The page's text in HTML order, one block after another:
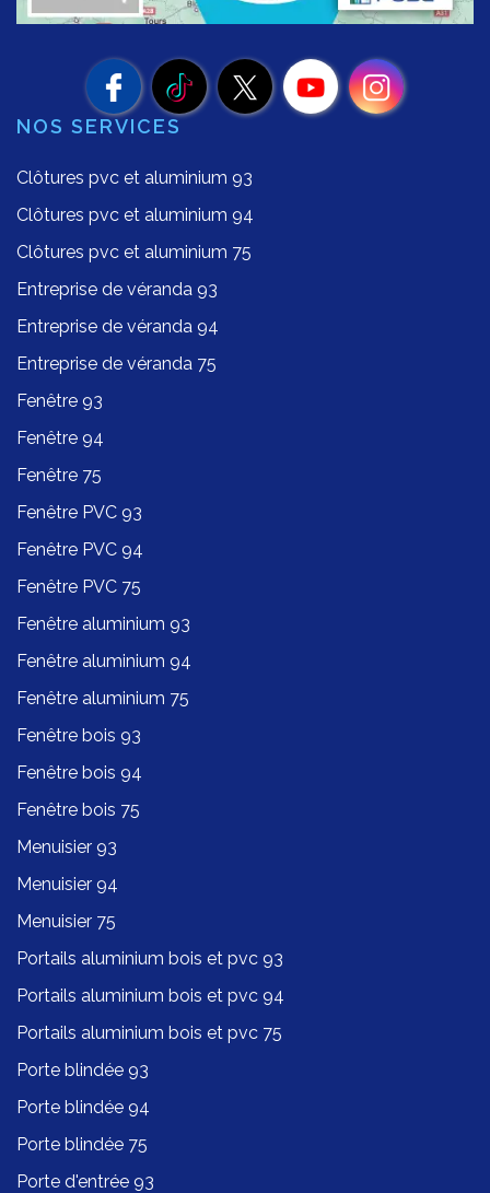
NOS SERVICES
Clôtures pvc et aluminium 93
Clôtures pvc et aluminium 94
Clôtures pvc et aluminium 75
Entreprise de véranda 93
Entreprise de véranda 94
Entreprise de véranda 75
Fenêtre 93
Fenêtre 94
Fenêtre 75
Fenêtre PVC 93
Fenêtre PVC 94
Fenêtre PVC 75
Fenêtre aluminium 93
Fenêtre aluminium 94
Fenêtre aluminium 75
Fenêtre bois 93
Fenêtre bois 94
Fenêtre bois 75
Menuisier 93
Menuisier 94
Menuisier 75
Portails aluminium bois et pvc 93
Portails aluminium bois et pvc 94
Portails aluminium bois et pvc 75
Porte blindée 93
Porte blindée 94
Porte blindée 75
Porte d'entrée 93